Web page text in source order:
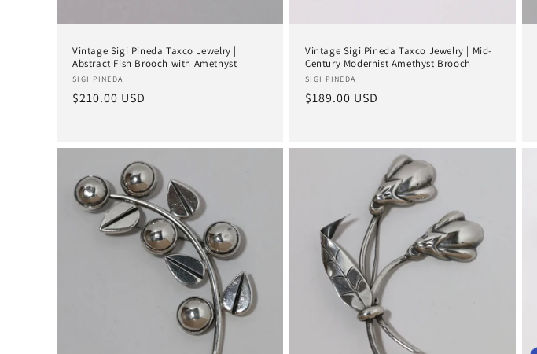
Vintage Sigi Pineda Taxco Jewelry |
Abstract Fish Brooch with Amethyst
Anbieter:
SIGI PINEDA
Normaler
$210.00 USD
Vintage Sigi Pineda Taxco Jewelry | Mid-
Century Modernist Amethyst Brooch
Anbieter:
SIGI PINEDA
Normaler
$189.00 USD